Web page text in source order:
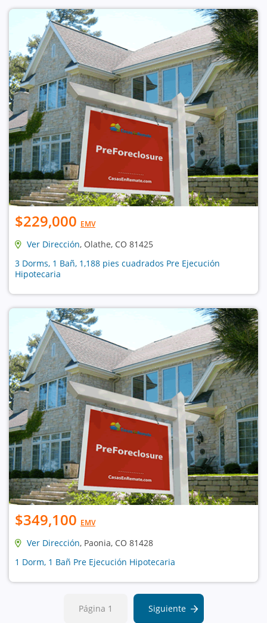
$229,000 EMV
Ver Dirección, Olathe, CO 81425
3 Dorms, 1 Bañ, 1,188 pies cuadrados Pre Ejecución
Hipotecaria
$349,100 EMV
Ver Dirección, Paonia, CO 81428
1 Dorm, 1 Bañ Pre Ejecución Hipotecaria
Página 1 Siguiente